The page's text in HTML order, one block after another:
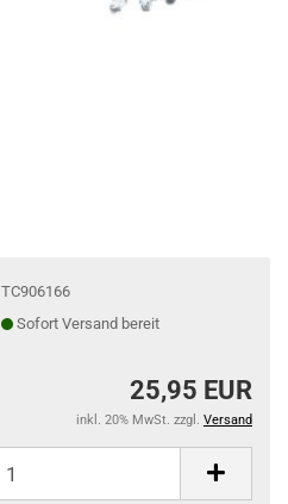
TC906166
Sofort Versand bereit
25,95 EUR
inkl. 20% MwSt. zzgl. Versand